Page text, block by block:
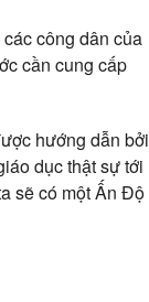
công dân của
cần cung cấp
hướng dẫn bởi
dục thật sự tới
sẽ có một Ấn Độ